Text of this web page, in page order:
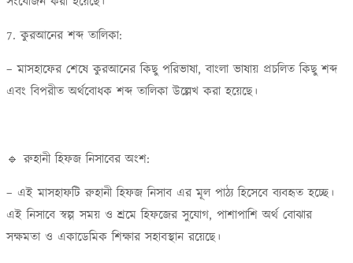
7. কুরআনের শব্দ তালিকা:
– মাসহাফের শেষে কুরআনের কিছু পরিভাষা, বাংলা ভাষায় প্রচলিত কিছু শব্দ
এবং বিপরীত অর্থবোধক শব্দ তালিকা উল্লেখ করা হয়েছে।
🔹 রুহানী হিফজ নিসাবের অংশ:
– এই মাসহাফটি রুহানী হিফজ নিসাব এর মূল পাঠ্য হিসেবে ব্যবহৃত হচ্ছে।
এই নিসাবে স্বল্প সময় ও শ্রমে হিফজের সুযোগ, পাশাপাশি অর্থ বোঝার
সক্ষমতা ও একাডেমিক শিক্ষার সহাবস্থান রয়েছে।